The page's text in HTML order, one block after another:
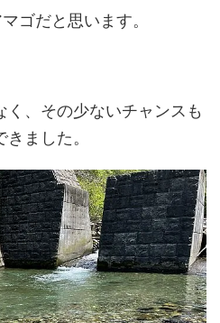
ゴだと思います。
、その少ないチャンスも
ました。